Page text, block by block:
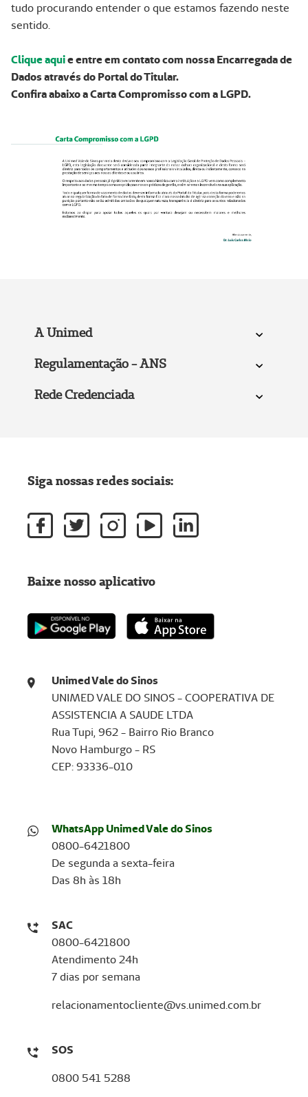
tudo procurando entender o que estamos fazendo neste
sentido.
Clique aquie entre em contato com nossa Encarregada de
Dados através do Portal do Titular.
Confira abaixo a Carta Compromisso com a LGPD.
A Unimed
Regulamentação - ANS
Rede Credenciada
Unimed Vale do Sinos
UNIMED VALE DO SINOS - COOPERATIVA DE
ASSISTENCIA A SAUDE LTDA
Rua Tupi, 962 - Bairro Rio Branco
Novo Hamburgo - RS
CEP: 93336-010
WhatsApp Unimed Vale do Sinos
0800-6421800
De segunda a sexta-feira
Das 8h às 18h
SAC
0800-6421800
Atendimento 24h
7 dias por semana
relacionamentocliente@vs.unimed.com.br
SOS
0800 541 5288
Siga nossas redes sociais:
Baixe nosso aplicativo